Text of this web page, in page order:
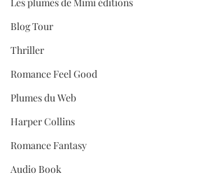
Blog Tour
Thriller
Romance Feel Good
Plumes du Web
Harper Collins
Romance Fantasy
Audio Book